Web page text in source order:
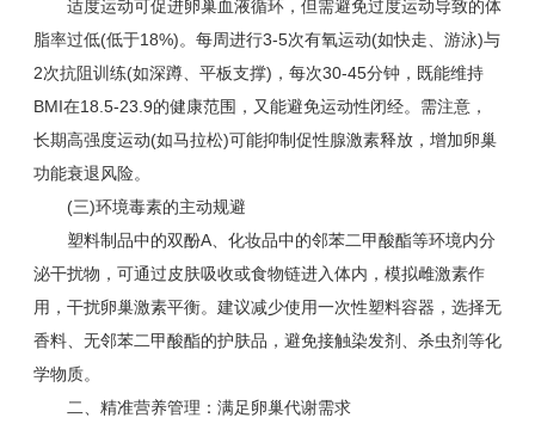
适度运动可促进卵巢血液循环，但需避免过度运动导致的体
脂率过低(低于18%)。每周进行3-5次有氧运动(如快走、游泳)与
2次抗阻训练(如深蹲、平板支撑)，每次30-45分钟，既能维持
BMI在18.5-23.9的健康范围，又能避免运动性闭经。需注意，
长期高强度运动(如马拉松)可能抑制促性腺激素释放，增加卵巢
功能衰退风险。
(三)环境毒素的主动规避
塑料制品中的双酚A、化妆品中的邻苯二甲酸酯等环境内分
泌干扰物，可通过皮肤吸收或食物链进入体内，模拟雌激素作
用，干扰卵巢激素平衡。建议减少使用一次性塑料容器，选择无
香料、无邻苯二甲酸酯的护肤品，避免接触染发剂、杀虫剂等化
学物质。
二、精准营养管理：满足卵巢代谢需求